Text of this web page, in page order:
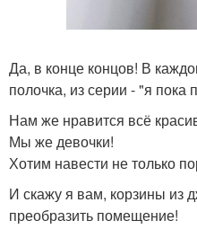
Да, в конце концов! В
полочка, из серии - "я пока
Нам же нравится всё
Мы же девочки!
Хотим навести не только
И скажу я вам, корзины из
преобразить помещение!